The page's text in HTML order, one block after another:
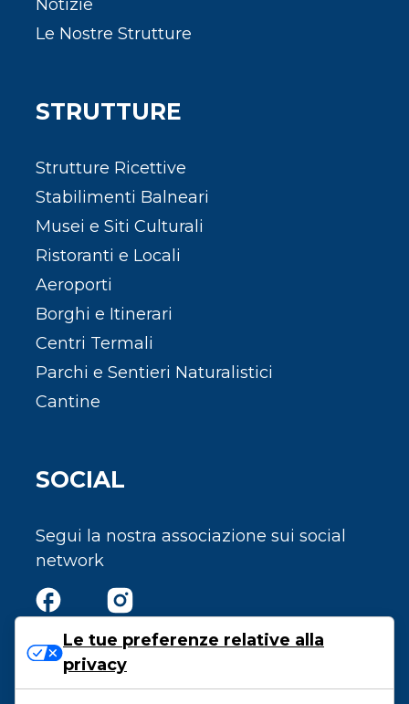
Notizie
Le Nostre Strutture
STRUTTURE
Strutture Ricettive
Stabilimenti Balneari
Musei e Siti Culturali
Ristoranti e Locali
Aeroporti
Borghi e Itinerari
Centri Termali
Parchi e Sentieri Naturalistici
Cantine
SOCIAL
Segui la nostra associazione sui social
network
Privacy e Cookie Policy
Le tue preferenze relative alla
privacy